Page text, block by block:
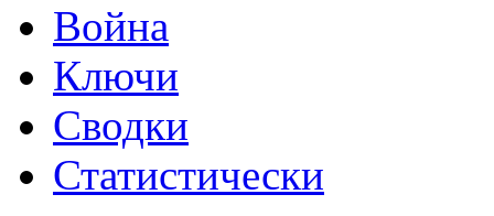
Война
Ключи
Сводки
Статистически